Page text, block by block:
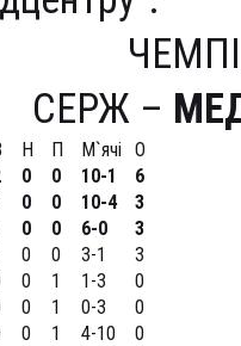
СЕРЖ –
Н П М`ячі О
0 0 10-1
6
0 0 10-4
3
0 0 6-0
3
0 0 3-1
3
0 1 1-3
0
0 1 0-3
0
0 1 4-10
0